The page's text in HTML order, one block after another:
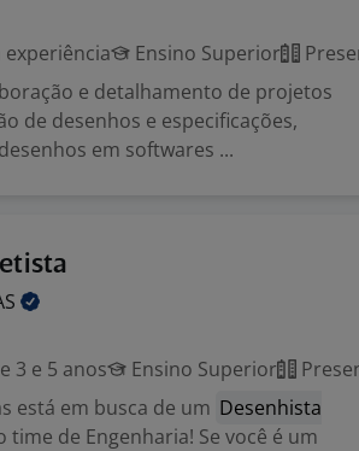
experiência Ensino Superior
e detalhamento de projetos
de desenhos e especificações,
em softwares ...
3 e 5 anos Ensino Superior
está em busca de um Desenhista
time de Engenharia! Se você é um